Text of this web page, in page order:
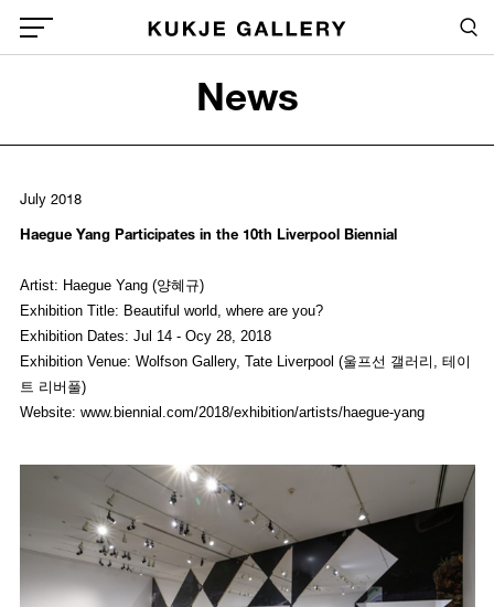
Skip to main content
Global Menu Open Button
News
July 2018
Haegue Yang Participates in the 10th Liverpool Biennial
Artist: Haegue Yang (양혜규)
Exhibition Title: Beautiful world, where are you?
Exhibition Dates: Jul 14 - Ocy 28, 2018
Exhibition Venue: Wolfson Gallery, Tate Liverpool (울프선 갤러리, 테이
트 리버풀)
Website: www.biennial.com/2018/exhibition/artists/haegue-yang